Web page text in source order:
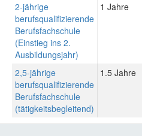
2-jährige
berufsqualifizierende
Berufsfachschule
(Einstieg ins 2.
Ausbildungsjahr)
1 Jahre
2,5-jährige
berufsqualifizierende
Berufsfachschule
(tätigkeitsbegleitend)
1.5 Jahre